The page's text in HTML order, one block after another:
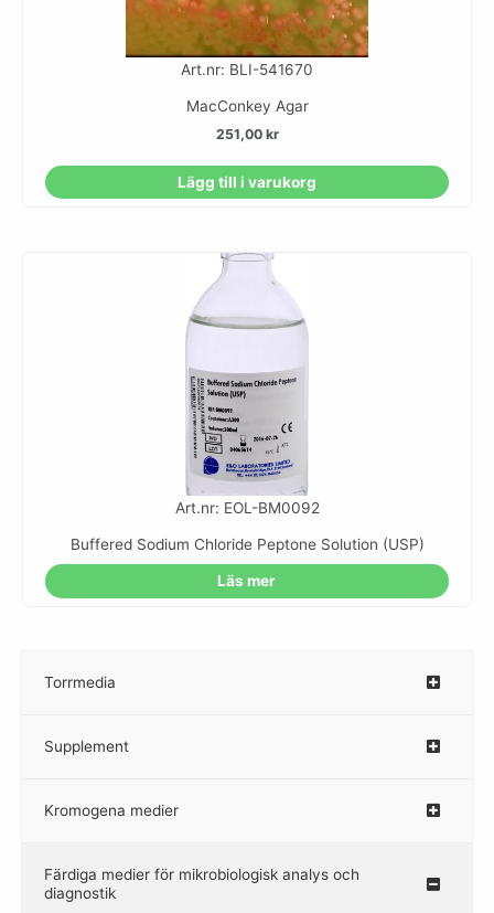
Art.nr: BLI-541670
MacConkey Agar
251,00 kr
Lägg till i varukorg
Art.nr: EOL-BM0092
Buffered Sodium Chloride Peptone Solution (USP)
Läs mer
Torrmedia
–
Supplement
–
Kromogena medier
–
Färdiga medier för mikrobiologisk analys och
diagnostik